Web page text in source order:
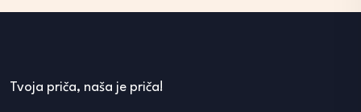
Tvoja priča, naša je priča!